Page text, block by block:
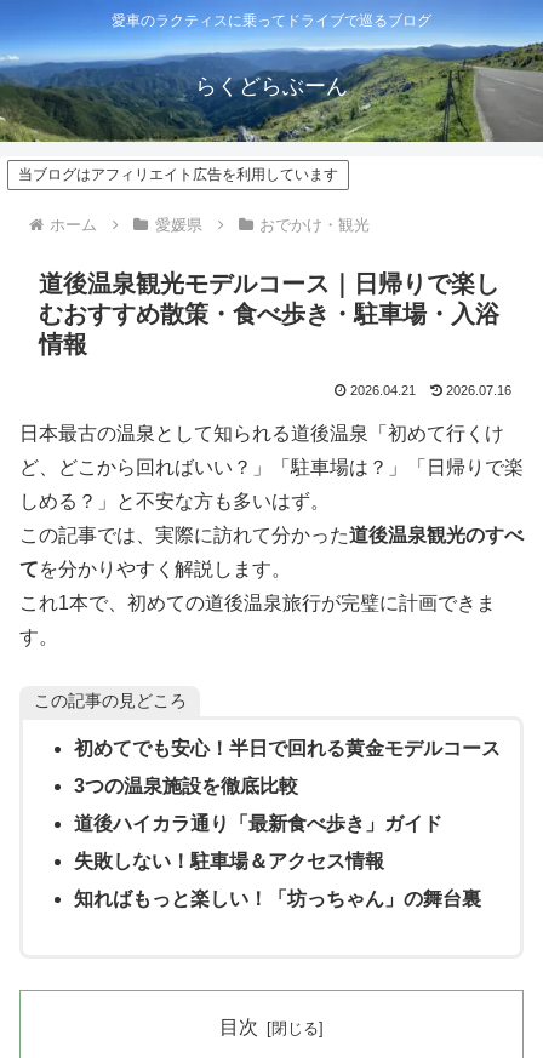
愛車のラクティスに乗ってドライブで巡るブログ
らくどらぶーん
当ブログはアフィリエイト広告を利用しています
ホーム 愛媛県 おでかけ・観光
道後温泉観光モデルコース｜日帰りで楽し
むおすすめ散策・食べ歩き・駐車場・入浴
情報
2026.04.21 2026.07.16
日本最古の温泉として知られる道後温泉「初めて行くけ
ど、どこから回ればいい？」「駐車場は？」「日帰りで楽
しめる？」と不安な方も多いはず。
この記事では、実際に訪れて分かった道後温泉観光のすべ
てを分かりやすく解説します。
これ1本で、初めての道後温泉旅行が完璧に計画できま
す。
この記事の見どころ
初めてでも安心！半日で回れる黄金モデルコース
3つの温泉施設を徹底比較
道後ハイカラ通り「最新食べ歩き」ガイド
失敗しない！駐車場＆アクセス情報
知ればもっと楽しい！「坊っちゃん」の舞台裏
目次